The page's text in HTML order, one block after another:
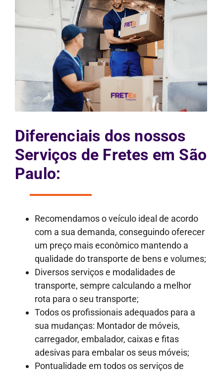
Diferenciais dos nossos
Serviços de Fretes em São
Paulo:
Recomendamos o veículo ideal de acordo
com a sua demanda, conseguindo oferecer
um preço mais econômico mantendo a
qualidade do transporte de bens e volumes;
Diversos serviços e modalidades de
transporte, sempre calculando a melhor
rota para o seu transporte;
Todos os profissionais adequados para a
sua mudanças: Montador de móveis,
carregador, embalador, caixas e fitas
adesivas para embalar os seus móveis;
Pontualidade em todos os serviços de